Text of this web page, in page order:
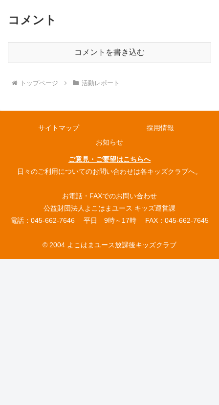
コメント
コメントを書き込む
トップページ 活動レポート
サイトマップ
採用情報
お知らせ
ご意見・ご要望はこちらへ
日々のご利用についてのお問い合わせは各キッズクラブへ。
お電話・FAXでのお問い合わせ
公益財団法人よこはまユース キッズ運営課
電話：045-662-7646 平日 9時～17時 FAX：045-662-7645
© 2004 よこはまユース放課後キッズクラブ